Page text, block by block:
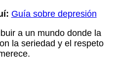
Guía sobre depresión
a un mundo donde la
la seriedad y el respeto